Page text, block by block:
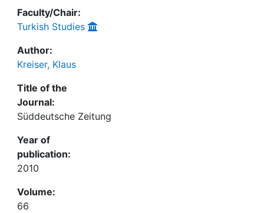
Faculty/Chair:
Turkish Studies
Author:
Kreiser, Klaus
Title of the
Journal:
Süddeutsche Zeitung
Year of
publication:
2010
Volume:
66